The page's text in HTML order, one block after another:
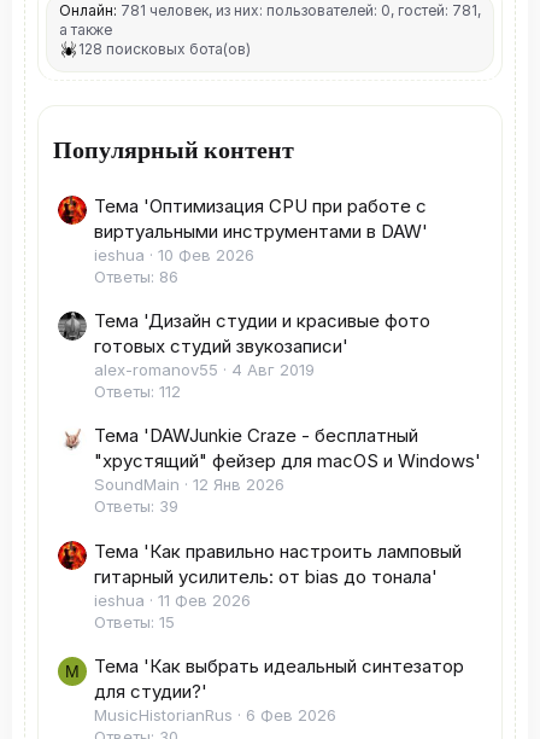
Онлайн: 781 человек, из них: пользователей: 0, гостей: 781,
а также
128 поисковых бота(ов)
Популярный контент
Тема 'Оптимизация CPU при работе с
виртуальными инструментами в DAW'
ieshua
10 Фев 2026
Ответы: 86
Тема 'Дизайн студии и красивые фото
готовых студий звукозаписи'
alex-romanov55
4 Авг 2019
Ответы: 112
Тема 'DAWJunkie Craze - бесплатный
"хрустящий" фейзер для macOS и Windows'
SoundMain
12 Янв 2026
Ответы: 39
Тема 'Как правильно настроить ламповый
гитарный усилитель: от bias до тонала'
ieshua
11 Фев 2026
Ответы: 15
M
Тема 'Как выбрать идеальный синтезатор
для студии?'
MusicHistorianRus
6 Фев 2026